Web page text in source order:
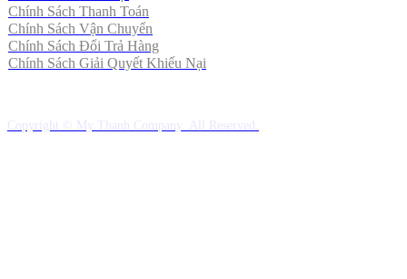
Chính Sách Thanh Toán
Chính Sách Vận Chuyển
Chính Sách Đổi Trả Hàng
Chính Sách Giải Quyết Khiếu Nại
Copyright © My Thanh Company. All Reserved.